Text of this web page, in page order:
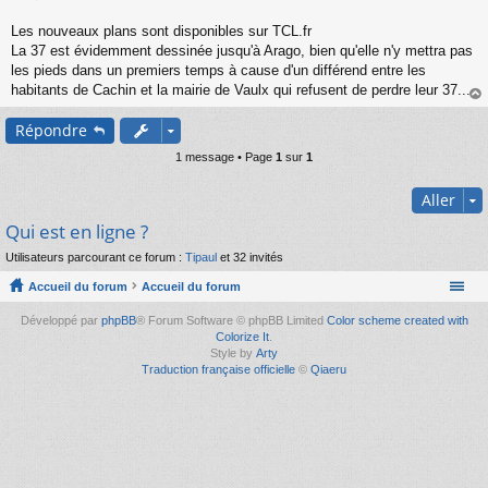
s
g
e
n
o
n
l
Les nouveaux plans sont disponibles sur TCL.fr
La 37 est évidemment dessinée jusqu'à Arago, bien qu'elle n'y mettra pas
les pieds dans un premiers temps à cause d'un différend entre les
habitants de Cachin et la mairie de Vaulx qui refusent de perdre leur 37...
au
Répondre
1 message • Page 1 sur 1
Aller
Qui est en ligne ?
Utilisateurs parcourant ce forum : Tipaul et 32 invités
Accueil du forum Accueil du forum
Développé par phpBB® Forum Software © phpBB Limited Color scheme created with
Colorize It
Style by Arty
Traduction française officielle © Qiaeru